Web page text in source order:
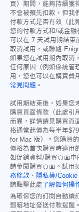
買）期間，能夠持續獲
不會被預先扣款，但我
付款方式是否有效（此
您的付款方式和/或金
可以在 7 天試用期結
取消試用，或聯絡
如果您在試用期內取消
任何原因（例如係統管
用，您也可以在購買費
常見問題 。
試用期結束後，如果您
購買頁面條款（此處引
而異，詳情請見購買頁
格通常起價為每半年
for Mac 版）。您購買
價格為首次購買時適用
如促銷資料/購買頁面
請參閱購買頁面。試用
務條款 、 隱私權/Cookie
請點擊此處 了解如何操
為確保您的訂閱自動續
郵箱地址發送付款提醒